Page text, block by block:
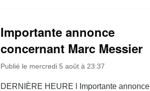
Importante annonce
concernant Marc Messier
Publié le mercredi 5 août à 23:37
DERNIÈRE HEURE l Importante annonce